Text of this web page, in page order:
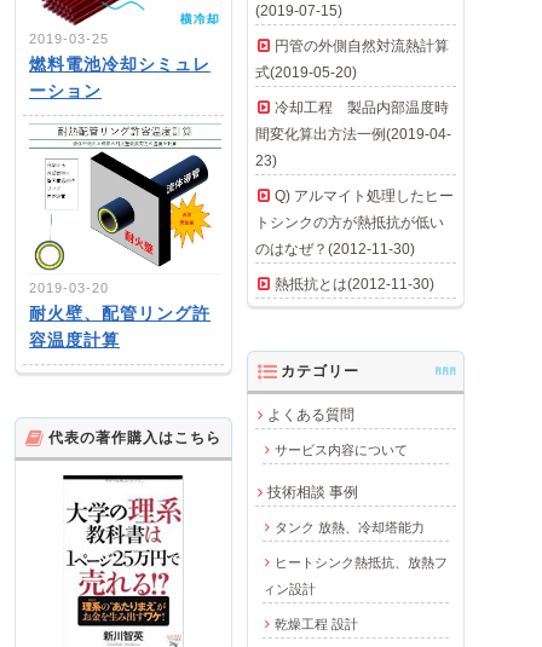
2019-03-25
燃料電池冷却シミュレ
ーション
2019-03-20
耐火壁、配管リング許
容温度計算
(2019-07-15)
円管の外側自然対流熱計算
式(2019-05-20)
冷却工程 製品内部温度時
間変化算出方法一例(2019-04-
23)
Q) アルマイト処理したヒー
トシンクの方が熱抵抗が低い
のはなぜ？(2012-11-30)
熱抵抗とは(2012-11-30)
カテゴリー AAA
よくある質問
サービス内容について
技術相談 事例
タンク 放熱、冷却塔能力
ヒートシンク熱抵抗、放熱フ
ィン設計
乾燥工程 設計
代表の著作購入はこちら